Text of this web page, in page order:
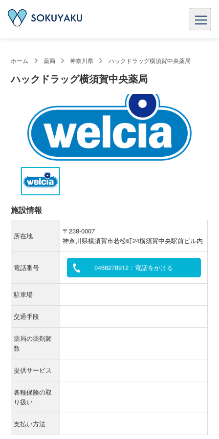
ホーム 薬局 神奈川県 ハックドラッグ横須賀中央薬局
ハックドラッグ横須賀中央薬局
施設情報
所在地
〒238-0007
神奈川県横須賀市若松町24横須賀中央駅前ビル内
電話番号 0468278912：電話をかける
駐車場
交通手段
薬局の薬剤師
数
提供サービス
各種保険の取
り扱い
支払い方法